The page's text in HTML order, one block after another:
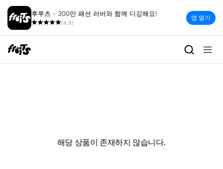
후루츠 - 300만 패션 러버와 함께 디깅해요!
(4.9)
앱 열기
해당 상품이 존재하지 않습니다.